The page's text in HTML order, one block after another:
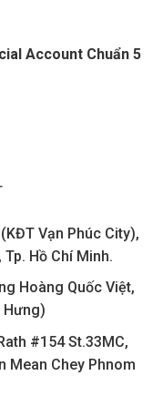
Account Chuẩn 5
Vạn Phúc City),
Tp. Hồ Chí Minh.
Hoàng Quốc Việt,
Hưng)
#154 St.33MC,
Mean Chey Phnom